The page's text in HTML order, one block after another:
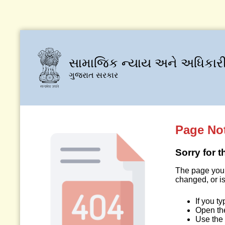
સામાજિક ન્યાય અને
ગુજરાત સરકાર
Page
Sorry for
The page
changed, or
If you
Open
Use